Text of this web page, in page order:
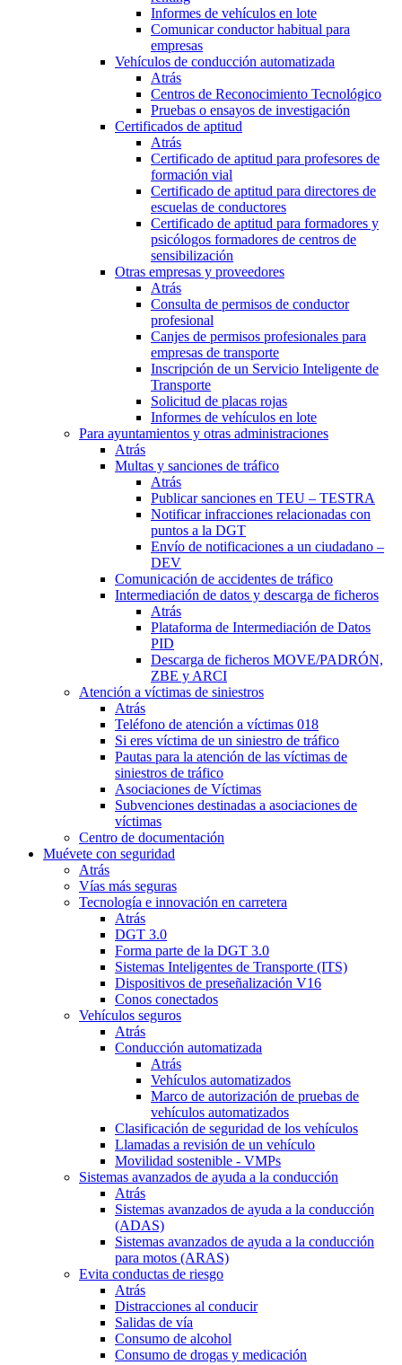
Informes de vehículos en lote
Comunicar conductor habitual para
empresas
Vehículos de conducción automatizada
Atrás
Centros de Reconocimiento Tecnológico
Pruebas o ensayos de investigación
Certificados de aptitud
Atrás
Certificado de aptitud para profesores de
formación vial
Certificado de aptitud para directores de
escuelas de conductores
Certificado de aptitud para formadores y
psicólogos formadores de centros de
sensibilización
Otras empresas y proveedores
Atrás
Consulta de permisos de conductor
profesional
Canjes de permisos profesionales para
empresas de transporte
Inscripción de un Servicio Inteligente de
Transporte
Solicitud de placas rojas
Informes de vehículos en lote
Para ayuntamientos y otras administraciones
Atrás
Multas y sanciones de tráfico
Atrás
Publicar sanciones en TEU – TESTRA
Notificar infracciones relacionadas con
puntos a la DGT
Envío de notificaciones a un ciudadano –
DEV
Comunicación de accidentes de tráfico
Intermediación de datos y descarga de ficheros
Atrás
Plataforma de Intermediación de Datos
PID
Descarga de ficheros MOVE/PADRÓN,
ZBE y ARCI
Atención a víctimas de siniestros
Atrás
Teléfono de atención a víctimas 018
Si eres víctima de un siniestro de tráfico
Pautas para la atención de las víctimas de
siniestros de tráfico
Asociaciones de Víctimas
Subvenciones destinadas a asociaciones de
víctimas
Centro de documentación
Muévete con seguridad
Atrás
Vías más seguras
Tecnología e innovación en carretera
Atrás
DGT 3.0
Forma parte de la DGT 3.0
Sistemas Inteligentes de Transporte (ITS)
Dispositivos de preseñalización V16
Conos conectados
Vehículos seguros
Atrás
Conducción automatizada
Atrás
Vehículos automatizados
Marco de autorización de pruebas de
vehículos automatizados
Clasificación de seguridad de los vehículos
Llamadas a revisión de un vehículo
Movilidad sostenible - VMPs
Sistemas avanzados de ayuda a la conducción
Atrás
Sistemas avanzados de ayuda a la conducción
(ADAS)
Sistemas avanzados de ayuda a la conducción
para motos (ARAS)
Evita conductas de riesgo
Atrás
Distracciones al conducir
Salidas de vía
Consumo de alcohol
Consumo de drogas y medicación